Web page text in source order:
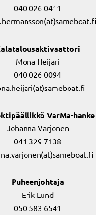
040 026 0411
Mona Heijari
040 026 0094
VarMa-hanke
Johanna Varjonen
041 329 7138
Puheenjohtaja
Erik Lund
050 583 6541